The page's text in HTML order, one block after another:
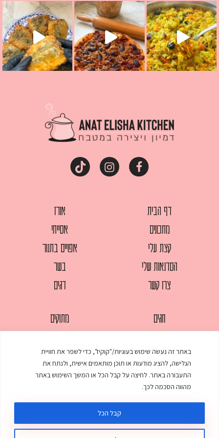
באתר זה נעשה שימוש בעוגיות/"קוקיז", כדי לשפר את חוויית
הגלישה, להציג מודעות או תוכן מותאמים אישית, ולנתח את
התעבורה באתר. לחיצה על קבל הכל או המשך השימוש באתר
מהווה הסכמה לכך.
קבל הכל
מז׳ווז׳ין או בתרגום לעברית, מחותניםמתכון ראש
דף הבית
מתכונים
קצת עלי
הסדנאות שלי
צרו קשר
אורז
אסייתי
אפויים בתנור
בשר
דגים
חגים
מאפים
ממולאים
מרקים
מתוקים
עוגות
עוף